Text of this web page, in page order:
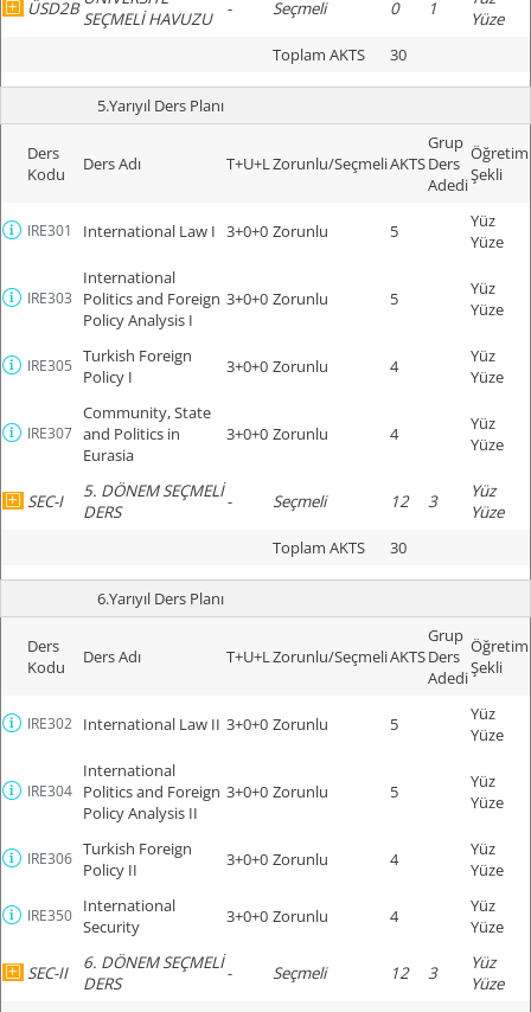
ÜSD2B SEÇMELİ HAVUZU
- Seçmeli 0 1
Yüze
Toplam AKTS
30
5.Yarıyıl Ders Planı
Ders
Kodu
Ders Adı T+U+LZorunlu/SeçmeliAKTS
Grup
Ders
Adedi
Öğretim
Şekli
IRE301 International Law I 3+0+0 Zorunlu 5
Yüz
Yüze
IRE303
International
Politics and Foreign
Policy Analysis I
3+0+0 Zorunlu 5
Yüz
Yüze
IRE305 Turkish Foreign
Policy I
3+0+0 Zorunlu 4
Yüz
Yüze
IRE307
Community, State
and Politics in
Eurasia
3+0+0 Zorunlu 4
Yüz
Yüze
SEC-I
5. DÖNEM SEÇMELİ
DERS
- Seçmeli 12 3
Yüz
Yüze
Toplam AKTS
30
6.Yarıyıl Ders Planı
Ders
Kodu
Ders Adı T+U+LZorunlu/SeçmeliAKTS
Grup
Ders
Adedi
Öğretim
Şekli
IRE302 International Law II 3+0+0 Zorunlu 5
Yüz
Yüze
IRE304
International
Politics and Foreign
Policy Analysis II
3+0+0 Zorunlu 5
Yüz
Yüze
IRE306 Turkish Foreign
Policy II
3+0+0 Zorunlu 4
Yüz
Yüze
IRE350 International
Security
3+0+0 Zorunlu 4
Yüz
Yüze
SEC-II
6. DÖNEM SEÇMELİ
DERS
- Seçmeli 12 3
Yüz
Yüze